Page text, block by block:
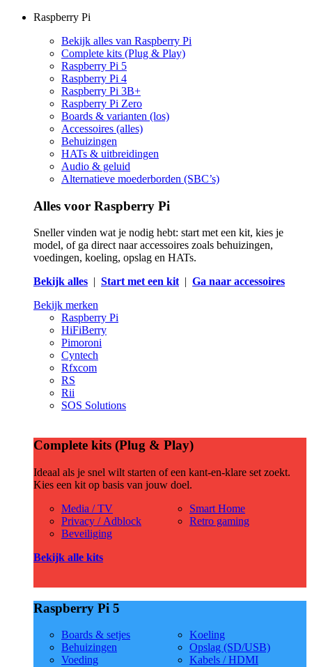
Raspberry Pi
Bekijk alles van Raspberry Pi
Complete kits (Plug & Play)
Raspberry Pi 5
Raspberry Pi 4
Raspberry Pi 3B+
Raspberry Pi Zero
Boards & varianten (los)
Accessoires (alles)
Behuizingen
HATs & uitbreidingen
Audio & geluid
Alternatieve moederborden (SBC’s)
Alles voor Raspberry Pi
Sneller vinden wat je nodig hebt: start met een kit, kies je
model, of ga direct naar accessoires zoals behuizingen,
voedingen, koeling, opslag en HATs.
Bekijk alles | Start met een kit| Ga naar accessoires
Bekijk merken
Raspberry Pi
HiFiBerry
Pimoroni
Cyntech
Rfxcom
RS
Rii
SOS Solutions
Complete kits (Plug & Play)
Ideaal als je snel wilt starten of een kant-en-klare set zoekt.
Kies een kit op basis van jouw doel.
Media / TV
Privacy / Adblock
Beveiliging
Smart Home
Retro gaming
Bekijk alle kits
Raspberry Pi 5
Boards & setjes
Behuizingen
Voeding
Koeling
Opslag (SD/USB)
Kabels / HDMI